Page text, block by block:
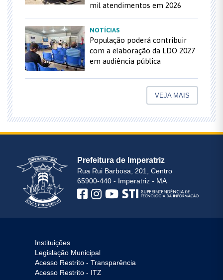
mil atendimentos em 2026
NOTÍCIAS
População poderá contribuir
com a elaboração da LDO 2027
em audiência pública
VEJA MAIS
Prefeitura de Imperatriz
Rua Rui Barbosa, 201, Centro
65900-440 - Imperatriz - MA
Instituições
Legislação Municipal
Acesso Restrito - Transparência
Acesso Restrito - ITZ